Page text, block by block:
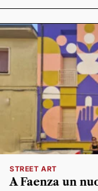
STREET ART
A Faenza un